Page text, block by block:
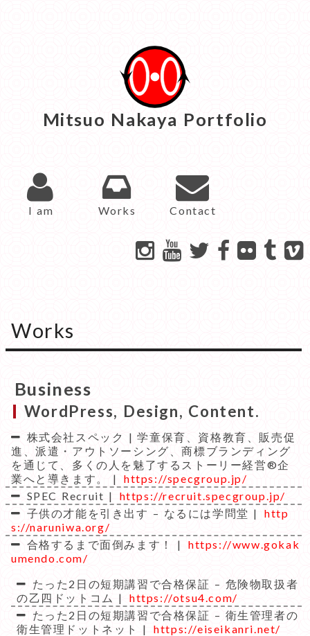
Mitsuo Nakaya Portfolio
I am Works Contact
Works
Business
WordPress, Design, Content.
株式会社スペック | 学童保育、資格教育、販売促
進、派遣・アウトソーシング、商標ブランディング
を通じて、多くの人を魅了するストーリー経営®企
業へと導きます。 |
https://specgroup.jp/
SPEC Recruit |
https://recruit.specgroup.jp/
子供の才能を引き出す – なるには学問堂 |
http
s://naruniwa.org/
合格するまで面倒みます！ |
https://www.gokak
umendo.com/
たった2日の短期講習で合格保証 – 危険物取扱者
の乙四ドットコム |
https://otsu4.com/
たった2日の短期講習で合格保証 – 衛生管理者の
衛生管理ドットネット |
https://eiseikanri.net/